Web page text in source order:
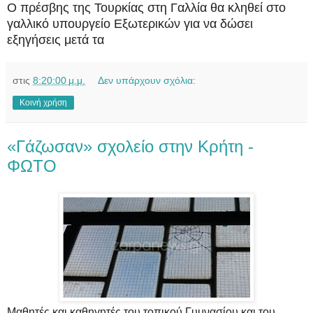
Ο πρέσβης της Τουρκίας στη Γαλλία θα κληθεί στο
γαλλικό υπουργείο Εξωτερικών για να δώσει
εξηγήσεις μετά τα
στις 8:20:00 μ.μ. Δεν υπάρχουν σχόλια:
Κοινή χρήση
«Γάζωσαν» σχολείο στην Κρήτη -
ΦΩΤΟ